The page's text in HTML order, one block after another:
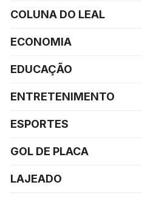
COLUNA DO LEAL
ECONOMIA
EDUCAÇÃO
ENTRETENIMENTO
ESPORTES
GOL DE PLACA
LAJEADO